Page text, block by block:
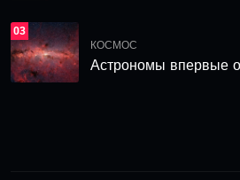
03
КОСМОС
Астрономы впервые